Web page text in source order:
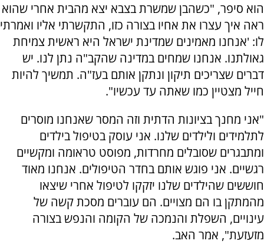
הוא סיפר, "כשהבן שמשרת בצבא יצא מהבית אחרי שהוא
ראה איך עצרו את אחיו בצורה כזו, התקשרתי אליו ואמרתי
לו: 'אנחנו מאמינים שמדינת ישראל היא ראשית צמיחת
גאולתנו. אנחנו שמחים במדינה שהקב"ה נתן לנו. יש
דברים שצריכים תיקון ונתקן אותם בעז"ה. תמשיך להיות
חייל מצטיין כמו שאתה עד עכשיו".
"אני מחנך בציונות הדתית וזה המסר שאנחנו מוסרים
לתלמידים ולילדים שלנו. אני עוסק בטיפול בילדים
ומתבגרים שסובלים מחרדות, מפוסט טראומה ומקשיים
רגשיים. אני פוגש אותם בחדר הטיפולים. אנחנו מאוד
חוששים שהילדים שלנו יזקקו לטיפול אחרי שיצאו
מהמתקן בו הם מצויים. הם עוברים מסכת קשה של
עינויים, השפלת והנמכה של הקומה והנפש בצורה
מזעזעת", אמר האב.